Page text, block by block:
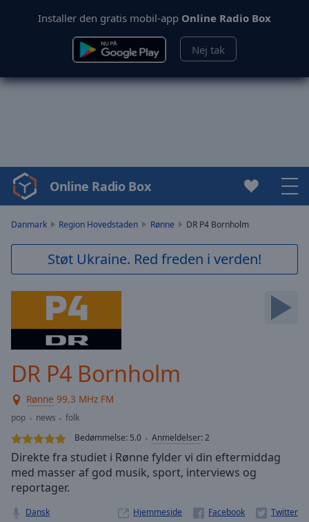
Installer den gratis mobil-app Online Radio Box
Nej tak
Video
Player
Forward
Mute
Current
Time 0:00
Duration-:-
Loaded:
0.00%
Stream
TypeLIVE
Seek to
live,
currently
behind
Online Radio Box
Danmark Region Hovedstaden Rønne DR P4 Bornholm
Støt Ukraine. Red freden i verden!
DR P4 Bornholm
Rønne 99.3 MHz FM
pop news
folk
Bedømmelse: 5.0 Anmeldelser:2
Direkte fra studiet i Rønne fylder vi din eftermiddag
med masser af god musik, sport, interviews og
reportager.
Dansk Hjemmeside